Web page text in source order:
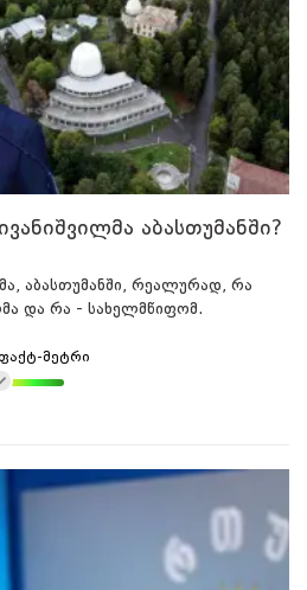
აბასთუმანში?
აბასთუმანში, რეალურად, რა
და რა - სახელმწიფომ.
მეტრი